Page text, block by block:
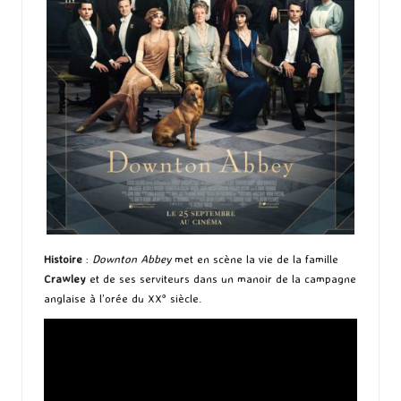
Histoire : Downton Abbeymet en scène la vie de la famille
Crawley et de ses serviteurs dans un manoir de la campagne
anglaise à l’orée du XX° siècle.